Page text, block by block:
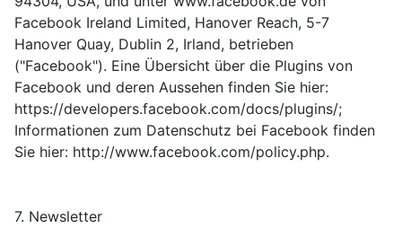
Facebook Ireland Limited, Hanover Reach, 5-7
Hanover Quay, Dublin 2, Irland, betrieben
("Facebook"). Eine Übersicht über die Plugins von
Facebook und deren Aussehen finden Sie hier:
https://developers.facebook.com/docs/plugins/;
Informationen zum Datenschutz bei Facebook finden
Sie hier: http://www.facebook.com/policy.php.
7. Newsletter